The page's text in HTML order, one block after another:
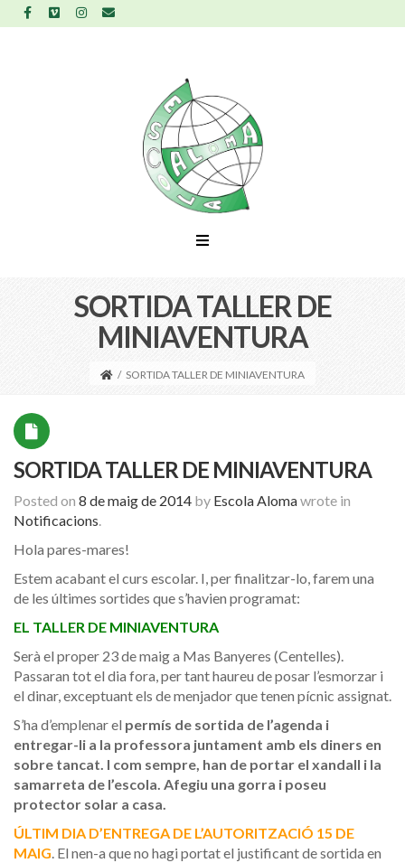
SORTIDA TALLER DE
MINIAVENTURA
/ SORTIDA TALLER DE MINIAVENTURA
SORTIDA TALLER DE MINIAVENTURA
Posted on 8 de maig de 2014 by Escola Alomawrote in
Notificacions.
Hola pares-mares!
Estem acabant el curs escolar. I, per finalitzar-lo, farem una
de les últimes sortides que s’havien programat:
EL TALLER DE MINIAVENTURA
Serà el proper 23 de maig a Mas Banyeres (Centelles).
Passaran tot el dia fora, per tant haureu de posar l’esmorzar i
el dinar, exceptuant els de menjador que tenen pícnic assignat.
S’ha d’emplenar el permís de sortida de l’agenda i
entregar-li a la professora juntament amb els diners en
sobre tancat. I com sempre, han de portar el xandall i la
samarreta de l’escola. Afegiu una gorra i poseu
protector solar a casa.
ÚLTIM DIA D’ENTREGA DE L’AUTORITZACIÓ 15 DE
MAIG. El nen-a que no hagi portat el justificant de sortida en